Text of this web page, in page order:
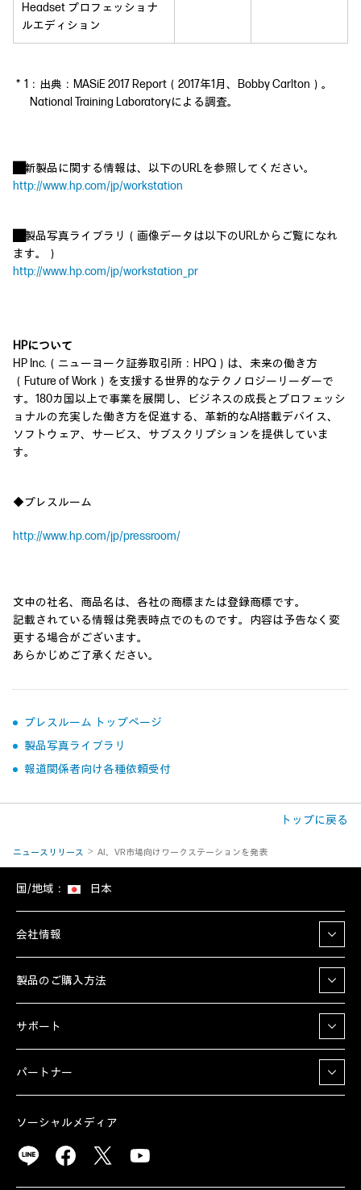
Headset プロフェッショナ
ルエディション
＊1：出典：MASiE 2017 Report（2017年1月、Bobby Carlton）。
National Training Laboratoryによる調査。
新製品に関する情報は、以下のURLを参照してください。
http://www.hp.com/jp/workstation
製品写真ライブラリ（画像データは以下のURLからご覧になれ
ます。）
http://www.hp.com/jp/workstation_pr
HPについて
HP Inc.（ニューヨーク証券取引所：HPQ）は、未来の働き方
（Future of Work）を支援する世界的なテクノロジーリーダーで
す。180カ国以上で事業を展開し、ビジネスの成長とプロフェッシ
ョナルの充実した働き方を促進する、革新的なAI搭載デバイス、
ソフトウェア、サービス、サブスクリプションを提供していま
す。
◆プレスルーム
http://www.hp.com/jp/pressroom/
文中の社名、商品名は、各社の商標または登録商標です。
記載されている情報は発表時点でのものです。内容は予告なく変
更する場合がございます。
あらかじめご了承ください。
プレスルーム トップページ
製品写真ライブラリ
報道関係者向け各種依頼受付
トップに戻る
ニュースリリース AI、VR市場向けワークステーションを発表
国/地域： 日本
会社情報
製品のご購入方法
サポート
パートナー
ソーシャルメディア